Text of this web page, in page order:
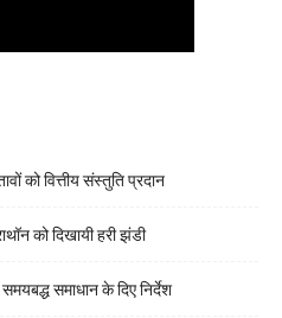
को वित्तीय संस्तुति प्रदान
को दिखायी हरी झंडी
समाधान के दिए निर्देश